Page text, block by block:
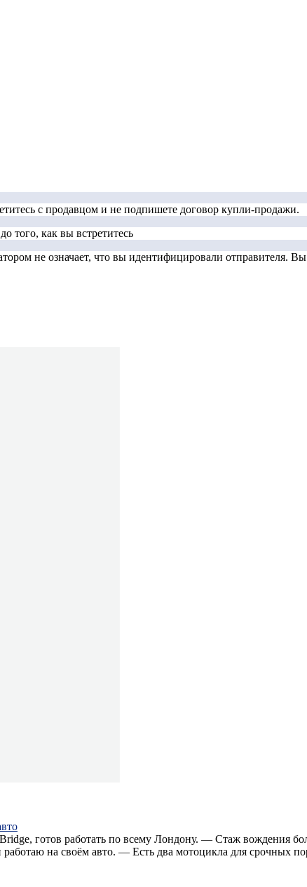
с продавцом и не подпишете договор купли-продажи.
того, как вы встретитесь
не означает, что вы идентифицировали отправителя. Вы
готов работать по всему Лондону. — Стаж вождения
на своём авто. — Есть два мотоцикла для срочных